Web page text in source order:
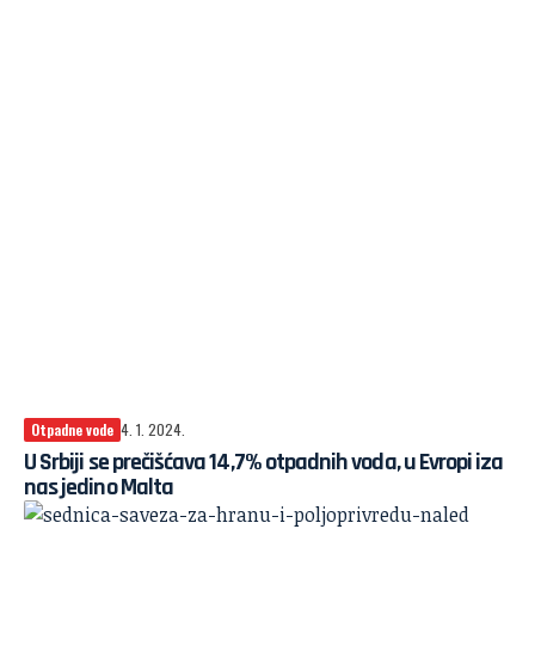
Otpadne vode 4. 1. 2024.
U Srbiji se prečišćava 14,7% otpadnih voda, u Evropi iza
nas jedino Malta